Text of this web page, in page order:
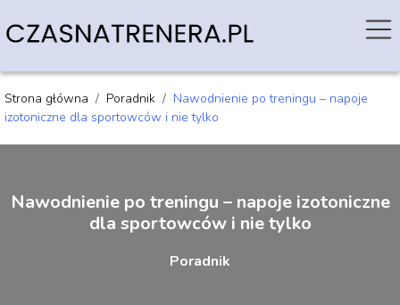
Strona główna / Poradnik / Nawodnienie po treningu – napoje
izotoniczne dla sportowców i nie tylko
Nawodnienie po treningu – napoje izotoniczne
dla sportowców i nie tylko
Poradnik